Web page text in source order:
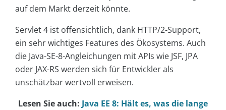
auf dem Markt derzeit könnte.
Servlet 4 ist offensichtlich, dank HTTP/2-Support,
ein sehr wichtiges Features des Ökosystems. Auch
die Java-SE-8-Angleichungen mit APIs wie JSF, JPA
oder JAX-RS werden sich für Entwickler als
unschätzbar wertvoll erweisen.
Lesen Sie auch: Java EE 8: Hält es, was die lange